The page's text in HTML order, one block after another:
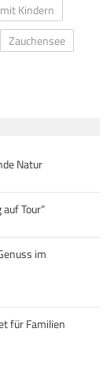
Kindern
Zauchensee
Natur
Tour“
im
für Familien